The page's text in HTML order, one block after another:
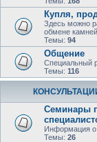
Купля,
Здесь можно
обмене
Темы: 94
Общение
Специальный
Темы: 116
Семинары
Информация о
Темы: 26